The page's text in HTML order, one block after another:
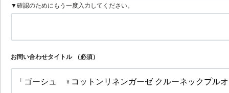
▼確認のためにもう一度入力してください。
お問い合わせタイトル （必須）